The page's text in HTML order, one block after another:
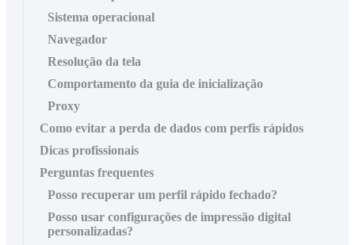
Sistema operacional
Navegador
Resolução da tela
Comportamento da guia de inicialização
Proxy
Como evitar a perda de dados com perfis rápidos
Dicas profissionais
Perguntas frequentes
Posso recuperar um perfil rápido fechado?
Posso usar configurações de impressão digital
personalizadas?